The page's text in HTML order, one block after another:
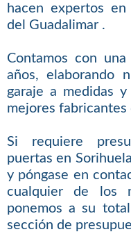
hacen expertos
del Guadalimar .
Contamos con
años, elaborando
garaje a medidas
mejores fabricantes
Si requiere
puertas en
y póngase en
cualquier de los
ponemos a su
sección de